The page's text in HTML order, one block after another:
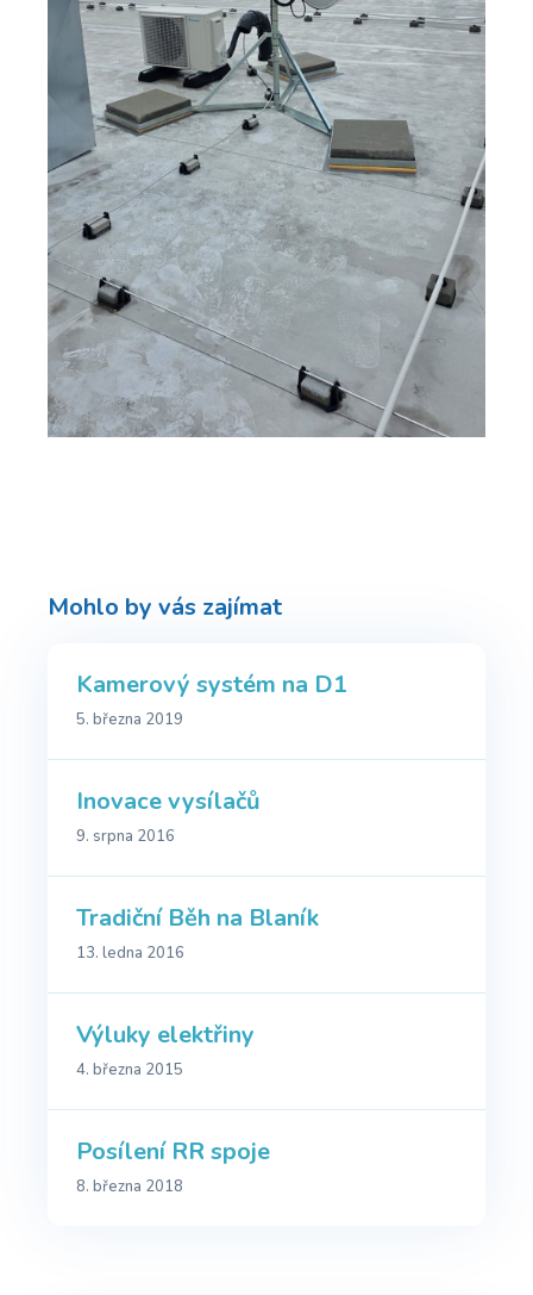
Mohlo by vás zajímat
Kamerový systém na D1
5. března 2019
Inovace vysílačů
9. srpna 2016
Tradiční Běh na Blaník
13. ledna 2016
Výluky elektřiny
4. března 2015
Posílení RR spoje
8. března 2018